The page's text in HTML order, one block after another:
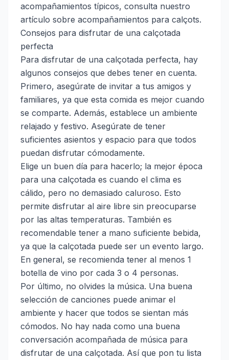
acompañamientos típicos, consulta nuestro
artículo sobre acompañamientos para calçots.
Consejos para disfrutar de una calçotada
perfecta
Para disfrutar de una calçotada perfecta, hay
algunos consejos que debes tener en cuenta.
Primero, asegúrate de invitar a tus amigos y
familiares, ya que esta comida es mejor cuando
se comparte. Además, establece un ambiente
relajado y festivo. Asegúrate de tener
suficientes asientos y espacio para que todos
puedan disfrutar cómodamente.
Elige un buen día para hacerlo; la mejor época
para una calçotada es cuando el clima es
cálido, pero no demasiado caluroso. Esto
permite disfrutar al aire libre sin preocuparse
por las altas temperaturas. También es
recomendable tener a mano suficiente bebida,
ya que la calçotada puede ser un evento largo.
En general, se recomienda tener al menos 1
botella de vino por cada 3 o 4 personas.
Por último, no olvides la música. Una buena
selección de canciones puede animar el
ambiente y hacer que todos se sientan más
cómodos. No hay nada como una buena
conversación acompañada de música para
disfrutar de una calçotada. Así que pon tu lista